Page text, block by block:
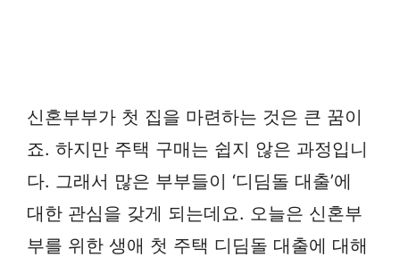
신혼부부가 첫 집을 마련하는 것은 큰 꿈이
죠. 하지만 주택 구매는 쉽지 않은 과정입니
다. 그래서 많은 부부들이 ‘디딤돌 대출’에
대한 관심을 갖게 되는데요. 오늘은 신혼부
부를 위한 생애 첫 주택 디딤돌 대출에 대해